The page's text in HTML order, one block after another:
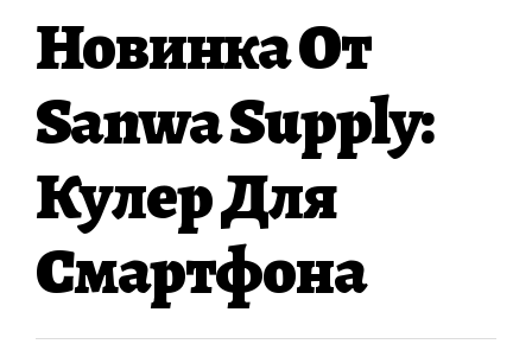
Новинка От
Sanwa Supply:
Кулер Для
Смартфона